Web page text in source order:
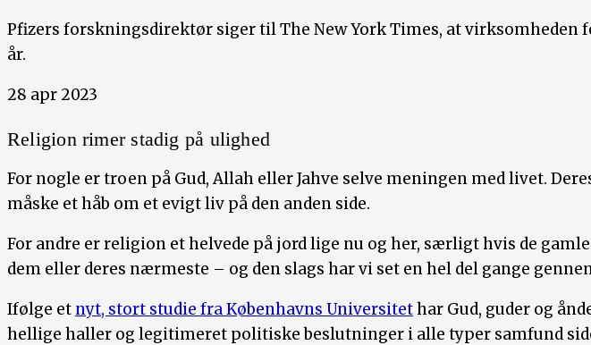
Pfizers forskningsdirektør siger til The New York Times, at
år.
28 apr 2023
Religion rimer stadig på ulighed
For nogle er troen på Gud, Allah eller Jahve selve meningen med livet.
måske et håb om et evigt liv på den anden side.
For andre er religion et helvede på jord lige nu og her, særligt hvis de
dem eller deres nærmeste – og den slags har vi set en hel del gange
Ifølge et nyt, stort studie fra Københavns Universitethar Gud, guder og
hellige haller og legitimeret politiske beslutninger i alle typer samfund